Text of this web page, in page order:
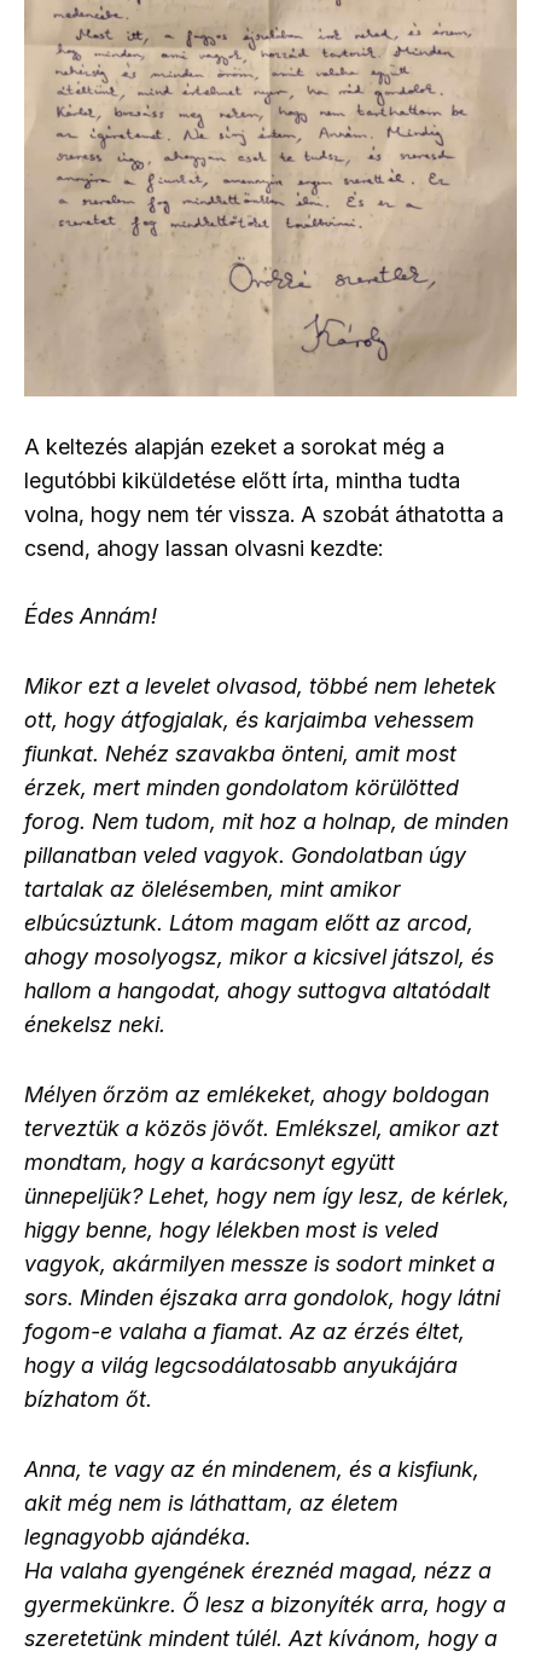
A keltezés alapján ezeket a sorokat még a
legutóbbi kiküldetése előtt írta, mintha tudta
volna, hogy nem tér vissza. A szobát áthatotta a
csend, ahogy lassan olvasni kezdte:
Édes Annám!
Mikor ezt a levelet olvasod, többé nem lehetek
ott, hogy átfogjalak, és karjaimba vehessem
fiunkat. Nehéz szavakba önteni, amit most
érzek, mert minden gondolatom körülötted
forog. Nem tudom, mit hoz a holnap, de minden
pillanatban veled vagyok. Gondolatban úgy
tartalak az ölelésemben, mint amikor
elbúcsúztunk. Látom magam előtt az arcod,
ahogy mosolyogsz, mikor a kicsivel játszol, és
hallom a hangodat, ahogy suttogva altatódalt
énekelsz neki.
Mélyen őrzöm az emlékeket, ahogy boldogan
terveztük a közös jövőt. Emlékszel, amikor azt
mondtam, hogy a karácsonyt együtt
ünnepeljük? Lehet, hogy nem így lesz, de kérlek,
higgy benne, hogy lélekben most is veled
vagyok, akármilyen messze is sodort minket a
sors. Minden éjszaka arra gondolok, hogy látni
fogom-e valaha a fiamat. Az az érzés éltet,
hogy a világ legcsodálatosabb anyukájára
bízhatom őt.
Anna, te vagy az én mindenem, és a kisfiunk,
akit még nem is láthattam, az életem
legnagyobb ajándéka.
Ha valaha gyengének éreznéd magad, nézz a
gyermekünkre. Ő lesz a bizonyíték arra, hogy a
szeretetünk mindent túlél. Azt kívánom, hogy a